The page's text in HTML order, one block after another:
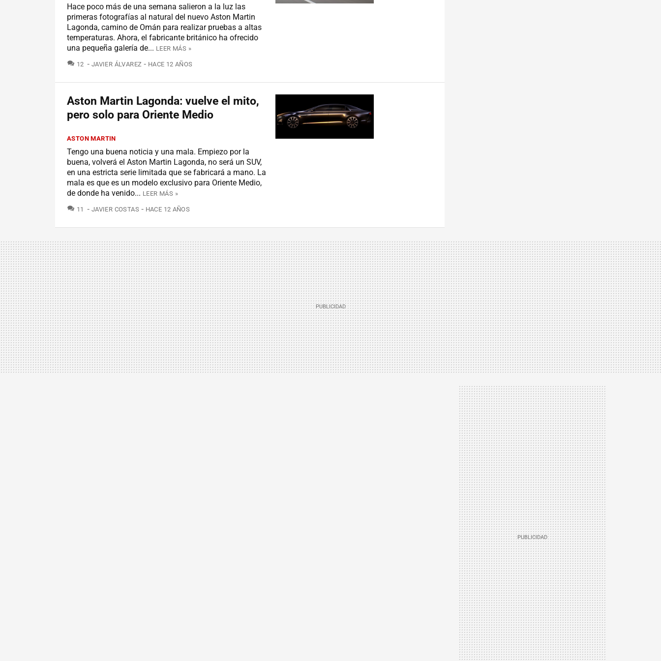
Hace poco más de una semana salieron a la luz las
primeras fotografías al natural del nuevo Aston Martin
Lagonda, camino de Omán para realizar pruebas a altas
temperaturas. Ahora, el fabricante británico ha ofrecido
una pequeña galería de... LEER MÁS »
12 COMENTARIOS
JAVIER ÁLVAREZ HACE 12 AÑOS
Aston Martin Lagonda: vuelve el mito,
pero solo para Oriente Medio
ASTON MARTIN
Tengo una buena noticia y una mala. Empiezo por la
buena, volverá el Aston Martin Lagonda, no será un SUV,
en una estricta serie limitada que se fabricará a mano. La
mala es que es un modelo exclusivo para Oriente Medio,
de donde ha venido... LEER MÁS »
11 COMENTARIOS
JAVIER COSTAS HACE 12 AÑOS